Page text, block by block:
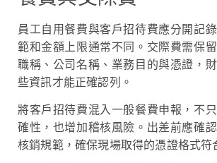
員工自用餐費與客戶招待費應分開記
範和金額上限通常不同。交際費需保
職稱、公司名稱、業務目的與憑證，
些資訊才能正確認列。
將客戶招待費混入一般餐費申報，不
確性，也增加稽核風險。出差前應確
核銷規範，確保現場取得的憑證格式符